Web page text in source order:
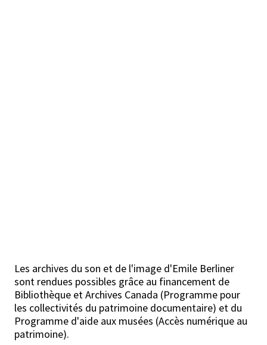
Les archives du son et de l'image d'Emile Berliner
sont rendues possibles grâce au financement de
Bibliothèque et Archives Canada (Programme pour
les collectivités du patrimoine documentaire) et du
Programme d'aide aux musées (Accès numérique au
patrimoine).